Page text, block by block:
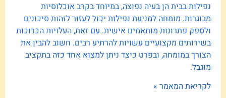
נפילות בבית הן בעיה נפוצה, במיוחד בקרב אוכלוסיות
מבוגרות. מומחה למניעת נפילות יכול לעזור לזהות סיכונים
ולספק פתרונות מותאמים אישית. עם זאת, העלויות הכרוכות
בשירותים מקצועיים עשויות להרתיע רבים. חשוב להבין את
הצורך במומחה, ובפרט כיצד ניתן למצוא אחד כזה בתקציב
מוגבל.
לקריאת המאמר »